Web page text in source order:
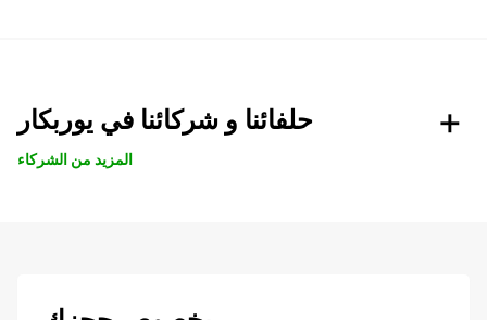
حلفائنا و شركائنا في يوربكار
المزيد من الشركاء